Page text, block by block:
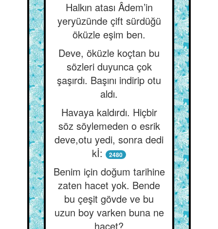
Halkın atası Âdem’in
yeryüzünde çift sürdüğü
öküzle eşim ben.
Deve, öküzle koçtan bu
sözleri duyunca çok
şaşırdı. Başını indirip otu
aldı.
Havaya kaldırdı. Hiçbir
söz söylemeden o esrik
deve,otu yedi, sonra dedi
kİ:
2480
Benim için doğum tarihine
zaten hacet yok. Bende
bu çeşit gövde ve bu
uzun boy varken buna ne
hacet?